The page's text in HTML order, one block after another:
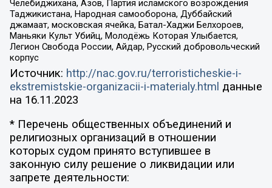
Челебиджихана, Азов, Партия исламского возрождения
Таджикистана, Народная самооборона, Дуббайский
джамаат, московская ячейка, Батал-Хаджи Белхороев,
Маньяки Культ Убийц, Молодёжь Которая Улыбается,
Легион Свобода России, Айдар, Русский добровольческий
корпус
Источник: http://nac.gov.ru/terroristicheskie-i-
ekstremistskie-organizacii-i-materialy.html данные
на 16.11.2023
* Перечень общественных объединений и
религиозных организаций в отношении
которых судом принято вступившее в
законную силу решение о ликвидации или
запрете деятельности: